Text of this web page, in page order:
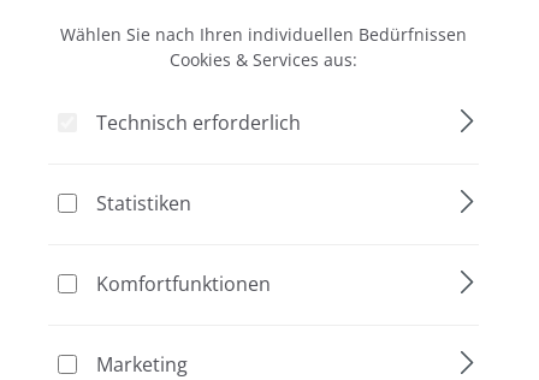
Artikel-Nr.:
633095-AKK
Cyclertest
Bildergalerie überspringen
Wählen Sie nach Ihren individuellen Bedürfnissen
Cookies & Services aus:
Technisch erforderlich
Statistiken
Komfortfunktionen
Marketing